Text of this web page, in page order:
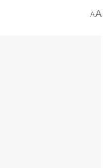
AA